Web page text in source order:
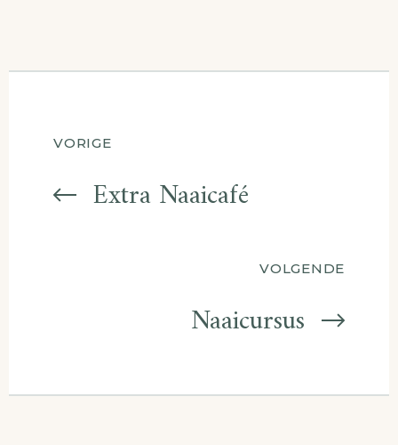
Berichtnavigatie
VORIGE
Extra Naaicafé
VOLGENDE
Naaicursus